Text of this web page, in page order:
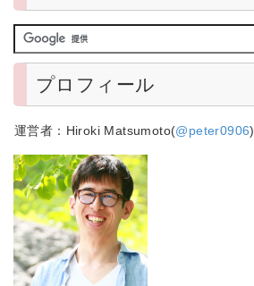
プロフィール
運営者：Hiroki Matsumoto(@peter0906)